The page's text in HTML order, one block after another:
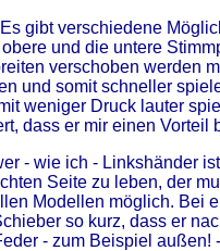
Es gibt verschiedene
und die untere
verschoben werden
und somit schneller
weniger Druck lauter
dass er mir einen Vorteil
- wie ich - Linkshänder
Seite zu leben, der
Modellen möglich. Bei
so kurz, dass er
- zum Beispiel außen!